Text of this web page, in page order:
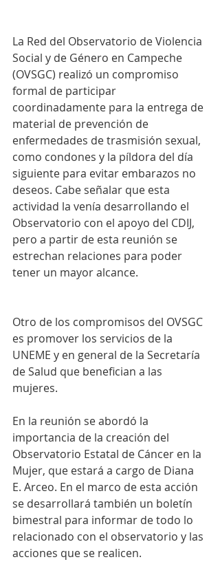
La Red del Observatorio de Violencia
Social y de Género en Campeche
(OVSGC) realizó un compromiso
formal de participar
coordinadamente para la entrega de
material de prevención de
enfermedades de trasmisión sexual,
como condones y la píldora del día
siguiente para evitar embarazos no
deseos. Cabe señalar que esta
actividad la venía desarrollando el
Observatorio con el apoyo del CDIJ,
pero a partir de esta reunión se
estrechan relaciones para poder
tener un mayor alcance.
Otro de los compromisos del OVSGC
es promover los servicios de la
UNEME y en general de la Secretaría
de Salud que benefician a las
mujeres.
En la reunión se abordó la
importancia de la creación del
Observatorio Estatal de Cáncer en la
Mujer, que estará a cargo de Diana
E. Arceo. En el marco de esta acción
se desarrollará también un boletín
bimestral para informar de todo lo
relacionado con el observatorio y las
acciones que se realicen.